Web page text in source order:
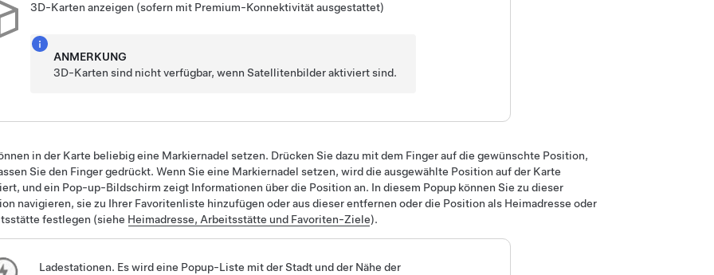
3D-Karten anzeigen (sofern mit Premium-Konnektivität ausgestattet)
ANMERKUNG
3D-Karten sind nicht verfügbar, wenn Satellitenbilder aktiviert sind.
in der Karte beliebig eine Markiernadel setzen. Drücken Sie dazu mit dem Finger auf die gewünschte Position,
Sie den Finger gedrückt. Wenn Sie eine Markiernadel setzen, wird die ausgewählte Position auf der Karte
und ein Pop-up-Bildschirm zeigt Informationen über die Position an. In diesem Popup können Sie zu dieser
navigieren, sie zu Ihrer Favoritenliste hinzufügen oder aus dieser entfernen oder die Position als Heimadresse oder
festlegen (siehe Heimadresse, Arbeitsstätte und Favoriten-Ziele).
Ladestationen. Es wird eine Popup-Liste mit der Stadt und der Nähe der